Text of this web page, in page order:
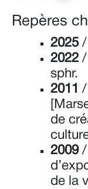
Repères
2025/
2022/
sphr.
2011 /
de
2009/
de la